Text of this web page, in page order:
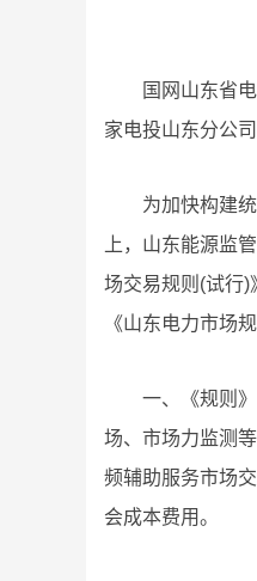
国网山东省
家电投山东分公
为加快构建
上，山东能源监
场交易规则(试行)
《山东电力市场
一、《规则
场、市场力监测
频辅助服务市场
会成本费用。